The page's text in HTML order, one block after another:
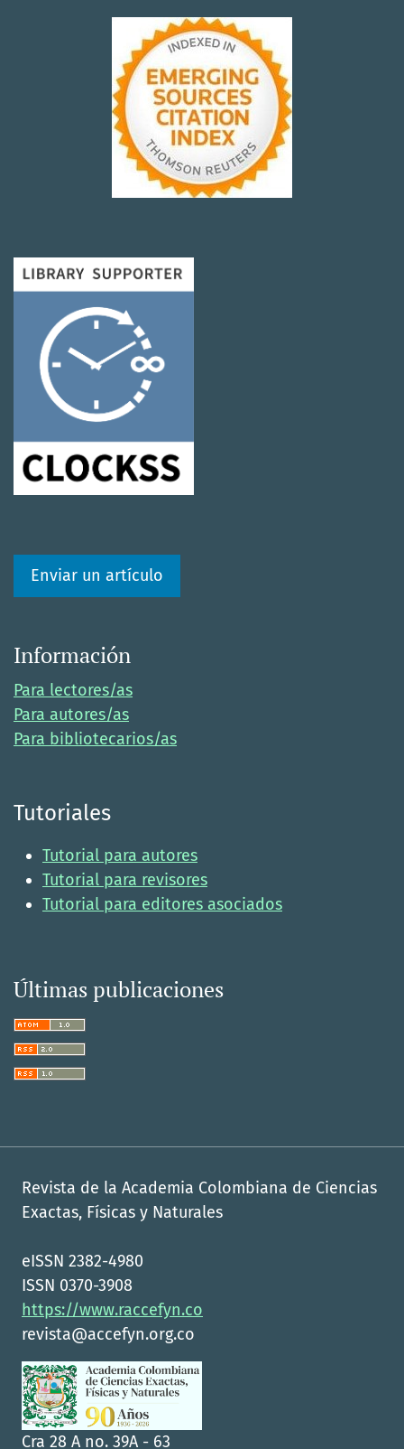
Enviar un artículo
Información
Para lectores/as
Para autores/as
Para bibliotecarios/as
Tutoriales
Tutorial para autores
Tutorial para revisores
Tutorial para editores asociados
Últimas publicaciones
Revista de la Academia Colombiana de Ciencias
Exactas, Físicas y Naturales
eISSN 2382-4980
ISSN 0370-3908
https://www.raccefyn.co
revista@accefyn.org.co
Cra 28 A no. 39A - 63